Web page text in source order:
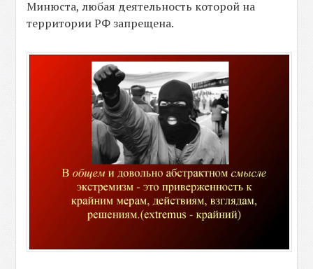
Минюста, любая деятельность которой на
территории РФ запрещена.